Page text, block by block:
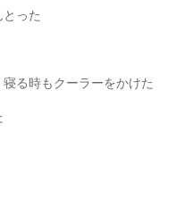
った
る時もクーラーをかけた